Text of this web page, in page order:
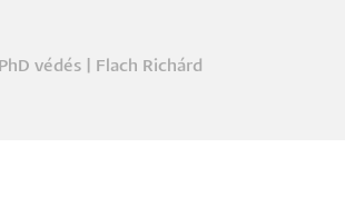
PhD védés | Flach Richárd